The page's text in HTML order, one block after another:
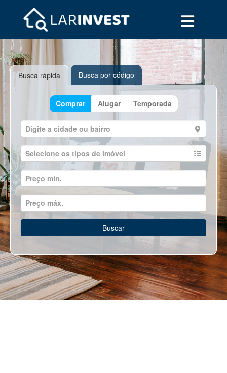
Busca rápida Busca por código
Comprar Alugar Temporada